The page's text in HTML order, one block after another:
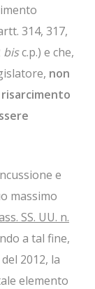
314, 317,
bisc.p.) e che,
non
risarcimento
e
massimo
SS. UU. n.
a tal fine,
2012, la
elemento